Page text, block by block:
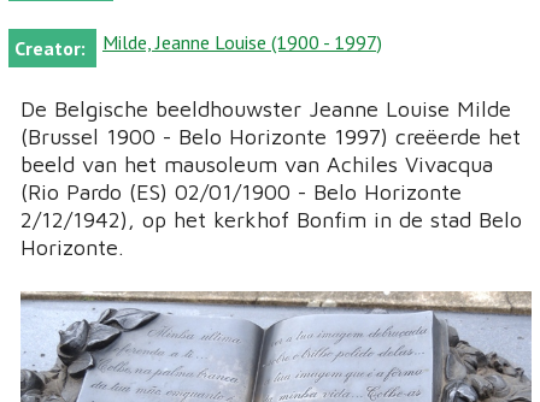
Creator: Milde, Jeanne Louise (1900 - 1997)
De Belgische beeldhouwster Jeanne Louise Milde
(Brussel 1900 - Belo Horizonte 1997) creëerde het
beeld van het mausoleum van Achiles Vivacqua
(Rio Pardo (ES) 02/01/1900 - Belo Horizonte
2/12/1942), op het kerkhof Bonfim in de stad Belo
Horizonte.